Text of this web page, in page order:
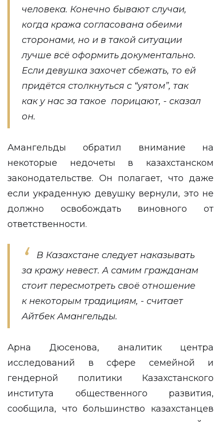
человека. Конечно бывают случаи,
когда кража согласована обеими
сторонами, но и в такой ситуации
лучше всё оформить документально.
Если девушка захочет сбежать, то ей
придётся столкнуться с “уятом”, так
как у нас за такое порицают, - сказал
он.
Амангельды обратил внимание на
некоторые недочеты в казахстанском
законодательстве. Он полагает, что даже
если украденную девушку вернули, это не
должно освобождать виновного от
ответственности.
В Казахстане следует наказывать
за кражу невест. А самим гражданам
стоит пересмотреть своё отношение
к некоторым традициям, - считает
Айтбек Амангельды.
Арна Дюсенова, аналитик центра
исследований в сфере семейной и
гендерной политики Казахстанского
института общественного развития,
сообщила, что большинство казахстанцев